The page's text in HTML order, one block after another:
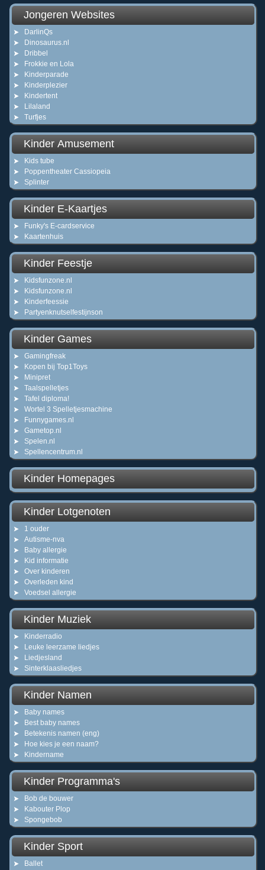
Jongeren Websites
DarlinQs
Dinosaurus.nl
Dribbel
Frokkie en Lola
Kinderparade
Kinderplezier
Kindertent
Lilaland
Turfjes
Kinder Amusement
Kids tube
Poppentheater Cassiopeia
Splinter
Kinder E-Kaartjes
Funky's E-cardservice
Kaartenhuis
Kinder Feestje
Kidsfunzone.nl
Kidsfunzone.nl
Kinderfeessie
Partyenknutselfestijnson
Kinder Games
Gamingfreak
Kopen bij Top1Toys
Minipret
Taalspelletjes
Tafel diploma!
Wortel 3 Spelletjesmachine
Funnygames.nl
Gametop.nl
Spelen.nl
Spellencentrum.nl
Kinder Homepages
Kinder Lotgenoten
1 ouder
Autisme-nva
Baby allergie
Kid informatie
Over kinderen
Overleden kind
Voedsel allergie
Kinder Muziek
Kinderradio
Leuke leerzame liedjes
Liedjesland
Sinterklaasliedjes
Kinder Namen
Baby names
Best baby names
Betekenis namen (eng)
Hoe kies je een naam?
Kindername
Kinder Programma's
Bob de bouwer
Kabouter Plop
Spongebob
Kinder Sport
Ballet